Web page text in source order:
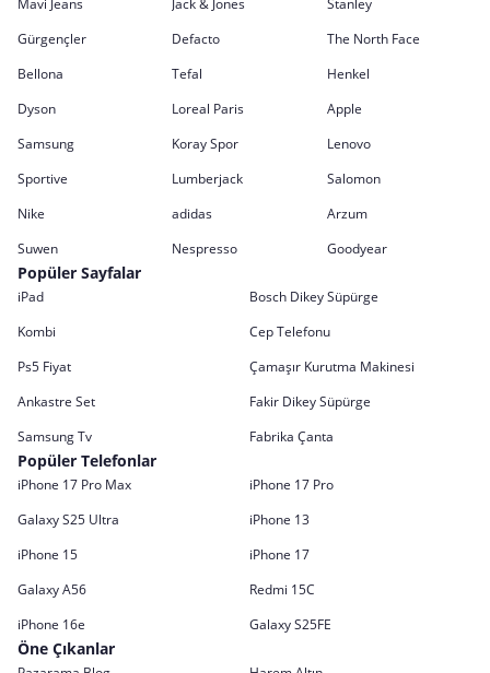
Mavi Jeans
Jack & Jones
Stanley
Gürgençler
Defacto
The North Face
Bellona
Tefal
Henkel
Dyson
Loreal Paris
Apple
Samsung
Koray Spor
Lenovo
Sportive
Lumberjack
Salomon
Nike
adidas
Arzum
Suwen
Nespresso Goodyear
Popüler Sayfalar
iPad
Bosch Dikey Süpürge
Kombi
Cep Telefonu
Ps5 Fiyat
Çamaşır Kurutma Makinesi
Ankastre Set
Fakir Dikey Süpürge
Samsung Tv
Fabrika Çanta
Popüler Telefonlar
iPhone 17 Pro Max
iPhone 17 Pro
Galaxy S25 Ultra
iPhone 13
iPhone 15
iPhone 17
Galaxy A56
Redmi 15C
iPhone 16e
Galaxy S25FE
Öne Çıkanlar